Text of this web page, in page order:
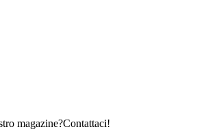
magazine?Contattaci!